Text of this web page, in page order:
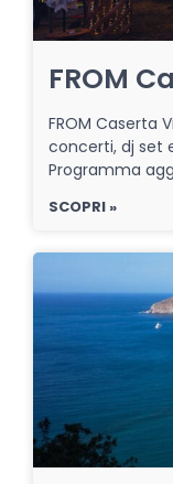
FROM
FROM Caserta
concerti, dj set
Programma
SCOPRI »